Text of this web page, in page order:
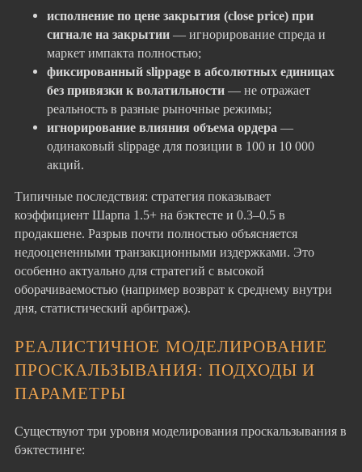
исполнение по цене закрытия (close price) при
сигнале на закрытии — игнорирование спреда и
маркет импакта полностью;
фиксированный slippage в абсолютных единицах
без привязки к волатильности — не отражает
реальность в разные рыночные режимы;
игнорирование влияния объема ордера —
одинаковый slippage для позиции в 100 и 10 000
акций.
Типичные последствия: стратегия показывает
коэффициент Шарпа 1.5+ на бэктесте и 0.3–0.5 в
продакшене. Разрыв почти полностью объясняется
недооцененными транзакционными издержками. Это
особенно актуально для стратегий с высокой
оборачиваемостью (например возврат к среднему внутри
дня, статистический арбитраж).
РЕАЛИСТИЧНОЕ МОДЕЛИРОВАНИЕ
ПРОСКАЛЬЗЫВАНИЯ: ПОДХОДЫ И
ПАРАМЕТРЫ
Существуют три уровня моделирования проскальзывания в
бэктестинге: